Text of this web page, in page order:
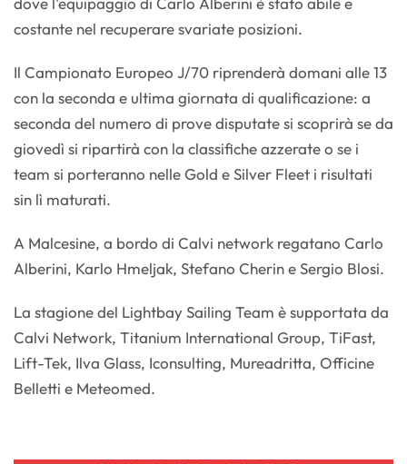
costante nel recuperare svariate posizioni.
Il Campionato Europeo J/70 riprenderà domani alle 13
con la seconda e ultima giornata di qualificazione: a
seconda del numero di prove disputate si scoprirà se da
giovedì si ripartirà con la classifiche azzerate o se i
team si porteranno nelle Gold e Silver Fleet i risultati
sin lì maturati.
A Malcesine, a bordo di Calvi network regatano Carlo
Alberini, Karlo Hmeljak, Stefano Cherin e Sergio Blosi.
La stagione del Lightbay Sailing Team è supportata da
Calvi Network, Titanium International Group, TiFast,
Lift-Tek, Ilva Glass, Iconsulting, Mureadritta, Officine
Belletti e Meteomed.